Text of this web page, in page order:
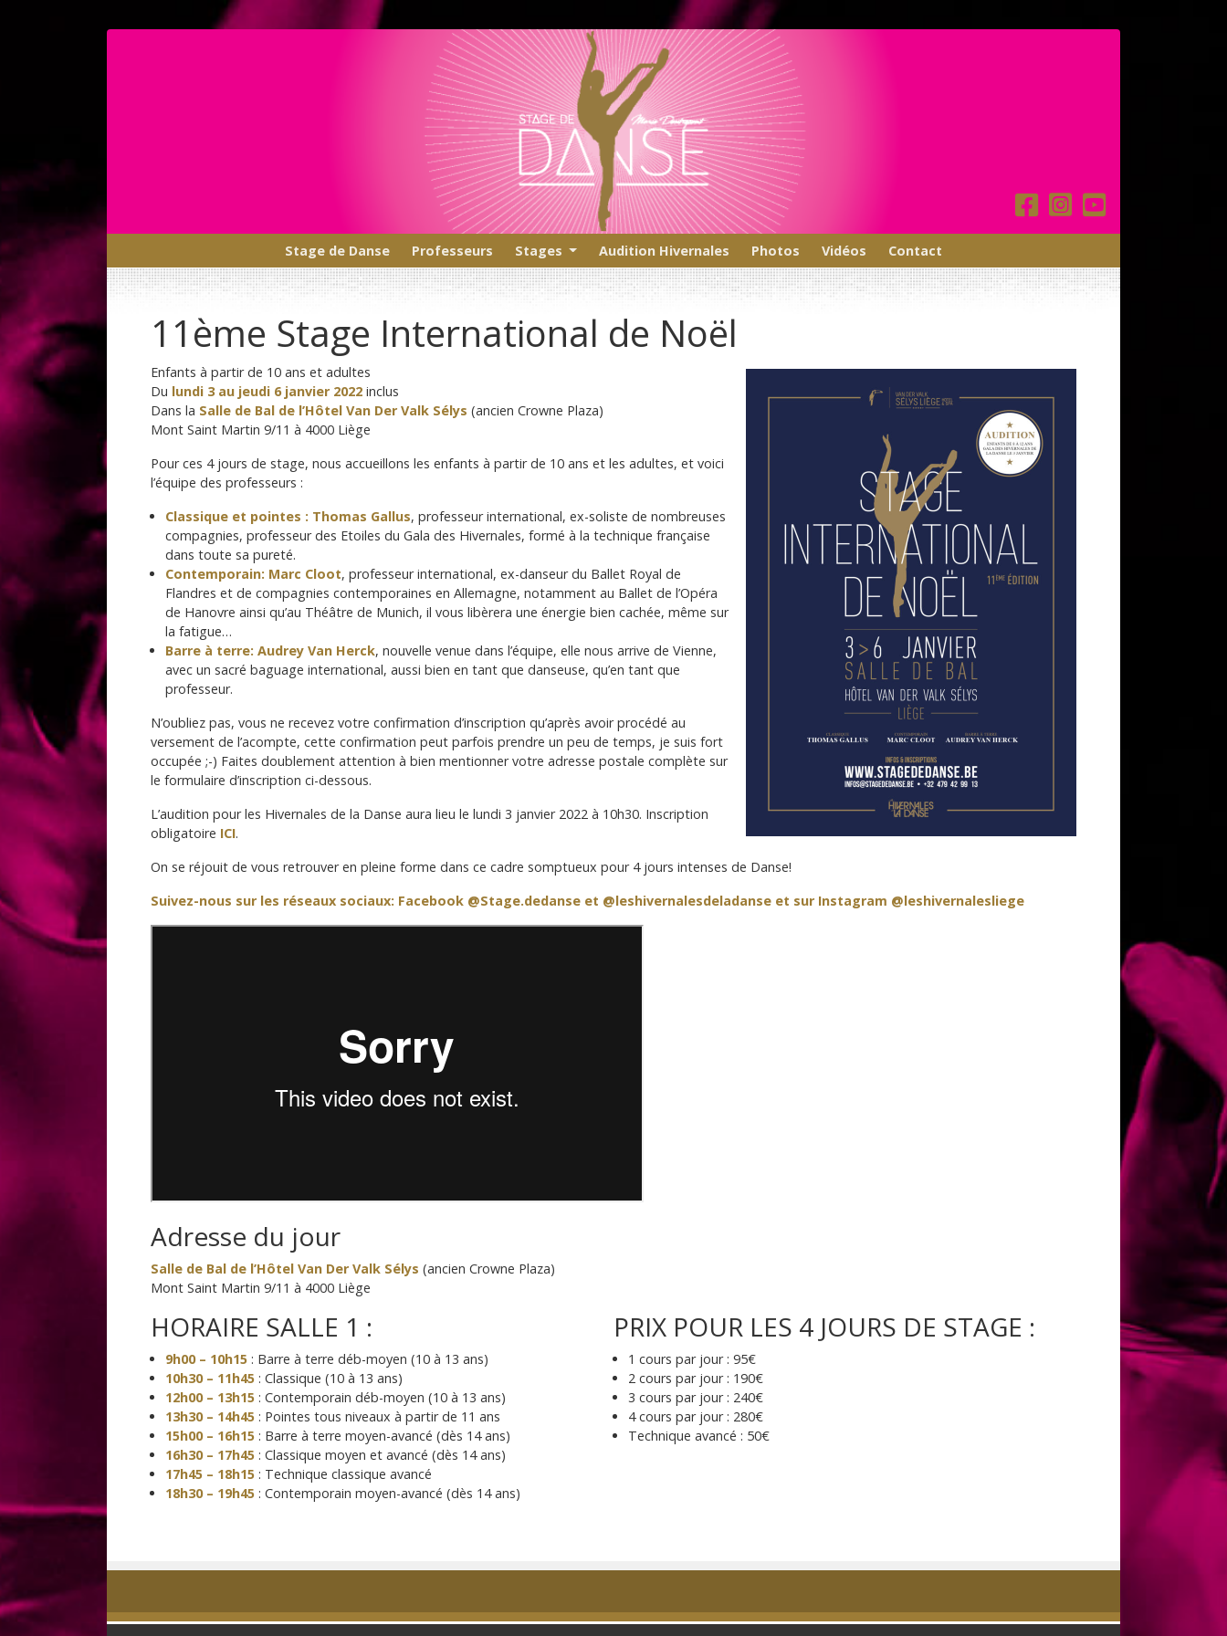
Main NavigationStage de Danse Professeurs Stages Audition Hivernales Photos Vidéos Contact
11ème Stage International de Noël
Enfants à partir de 10 ans et adultes
Du lundi 3 au jeudi 6 janvier 2022 inclus
Dans la Salle de Bal de l’Hôtel Van Der Valk Sélys (ancien Crowne Plaza)
Mont Saint Martin 9/11 à 4000 Liège
Pour ces 4 jours de stage, nous accueillons les enfants à partir de 10 ans et les adultes, et voici
l’équipe des professeurs :
Classique et pointes : Thomas Gallus, professeur international, ex-soliste de nombreuses
compagnies, professeur des Etoiles du Gala des Hivernales, formé à la technique française
dans toute sa pureté.
Contemporain: Marc Cloot, professeur international, ex-danseur du Ballet Royal de
Flandres et de compagnies contemporaines en Allemagne, notamment au Ballet de l’Opéra
de Hanovre ainsi qu’au Théâtre de Munich, il vous libèrera une énergie bien cachée, même sur
la fatigue…
Barre à terre: Audrey Van Herck, nouvelle venue dans l’équipe, elle nous arrive de Vienne,
avec un sacré baguage international, aussi bien en tant que danseuse, qu’en tant que
professeur.
N’oubliez pas, vous ne recevez votre confirmation d’inscription qu’après avoir procédé au
versement de l’acompte, cette confirmation peut parfois prendre un peu de temps, je suis fort
occupée ;-) Faites doublement attention à bien mentionner votre adresse postale complète sur
le formulaire d’inscription ci-dessous.
L’audition pour les Hivernales de la Danse aura lieu le lundi 3 janvier 2022 à 10h30. Inscription
obligatoire ICI.
On se réjouit de vous retrouver en pleine forme dans ce cadre somptueux pour 4 jours intenses de Danse!
Suivez-nous sur les réseaux sociaux: Facebook @Stage.dedanse et @leshivernalesdeladanse et sur Instagram @leshivernalesliege
Adresse du jour
Salle de Bal de l’Hôtel Van Der Valk Sélys (ancien Crowne Plaza)
Mont Saint Martin 9/11 à 4000 Liège
HORAIRE SALLE 1 :
9h00 – 10h15 : Barre à terre déb-moyen (10 à 13 ans)
10h30 – 11h45 : Classique (10 à 13 ans)
12h00 – 13h15 : Contemporain déb-moyen (10 à 13 ans)
13h30 – 14h45 : Pointes tous niveaux à partir de 11 ans
15h00 – 16h15 : Barre à terre moyen-avancé (dès 14 ans)
16h30 – 17h45 : Classique moyen et avancé (dès 14 ans)
17h45 – 18h15 : Technique classique avancé
18h30 – 19h45 : Contemporain moyen-avancé (dès 14 ans)
PRIX POUR LES 4 JOURS DE STAGE :
1 cours par jour : 95€
2 cours par jour : 190€
3 cours par jour : 240€
4 cours par jour : 280€
Technique avancé : 50€